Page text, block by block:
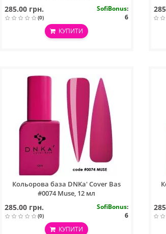
285.00 грн.
(0)
SofiBonus:
6
КУПИТИ
Кольорова база DNKa' Cover Bas
#0074 Muse, 12 мл
285.00 грн.
(0)
SofiBonus:
6
КУПИТИ